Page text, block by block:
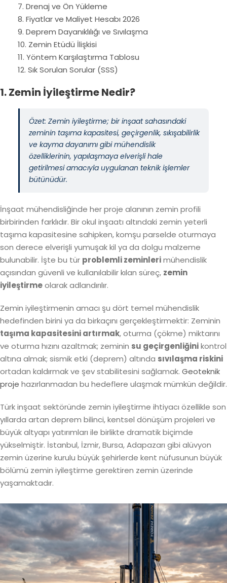
7. Drenaj ve Ön Yükleme
8. Fiyatlar ve Maliyet Hesabı 2026
9. Deprem Dayanıklılığı ve Sıvılaşma
10. Zemin Etüdü İlişkisi
11. Yöntem Karşılaştırma Tablosu
12. Sık Sorulan Sorular (SSS)
1. Zemin İyileştirme Nedir?
Özet: Zemin iyileştirme; bir inşaat sahasındaki
zeminin taşıma kapasitesi, geçirgenlik, sıkışabilirlik
ve kayma dayanımı gibi mühendislik
özelliklerinin, yapılaşmaya elverişli hale
getirilmesi amacıyla uygulanan teknik işlemler
bütünüdür.
İnşaat mühendisliğinde her proje alanının zemin profili
birbirinden farklıdır. Bir okul inşaatı altındaki zemin yeterli
taşıma kapasitesine sahipken, komşu parselde oturmaya
son derece elverişli yumuşak kil ya da dolgu malzeme
bulunabilir. İşte bu tür problemli zeminlerimühendislik
açısından güvenli ve kullanılabilir kılan süreç, zemin
iyileştirmeolarak adlandırılır.
Zemin iyileştirmenin amacı şu dört temel mühendislik
hedefinden birini ya da birkaçını gerçekleştirmektir: Zeminin
taşıma kapasitesini artırmak, oturma (çökme) miktarını
ve oturma hızını azaltmak; zeminin su geçirgenliğinikontrol
altına almak; sismik etki (deprem) altında sıvılaşma riskini
ortadan kaldırmak ve şev stabilitesini sağlamak. Geoteknik
proje hazırlanmadan bu hedeflere ulaşmak mümkün değildir.
Türk inşaat sektöründe zemin iyileştirme ihtiyacı özellikle son
yıllarda artan deprem bilinci, kentsel dönüşüm projeleri ve
büyük altyapı yatırımları ile birlikte dramatik biçimde
yükselmiştir. İstanbul, İzmir, Bursa, Adapazarı gibi alüvyon
zemin üzerine kurulu büyük şehirlerde kent nüfusunun büyük
bölümü zemin iyileştirme gerektiren zemin üzerinde
yaşamaktadır.